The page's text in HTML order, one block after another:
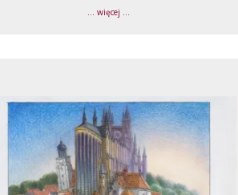
... więcej ...